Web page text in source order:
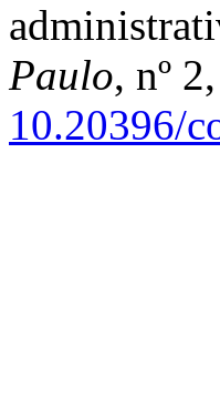
Paulo, nº
10.20396/